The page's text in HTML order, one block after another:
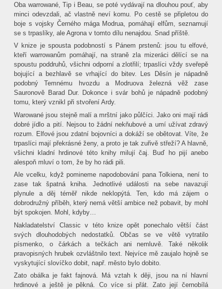
Oba warrowané, Tip i Beau, se poté vydávají na dlouhou pouť, aby
minci odevzdali, ač vlastně neví komu. Po cestě se připletou do
boje s vojsky Černého mága Modrua, pomáhají elfům, seznamují
se s trpaslíky, ale Agrona v tomto dílu nenajdou. Snad příště.
V knize je spousta podobností s Pánem prstenů: jsou tu elfové,
kteří warrowanům pomáhají, na straně zla mizeráci dělící se na
spoustu poddruhů, všichni odporní a zlotřilí; trpaslíci vždy sveřepě
bojující a bezhlavě se vrhající do bitev. Les Děsín je nápadně
podobný Temnému hvozdu a Modruova železná věž zase
Sauronově Barad Dur. Dokonce i svár bohů je nápadně podobný
tomu, který vznikl při stvoření Ardy.
Warowané jsou stejně malí a mrštní jako půlčíci. Jako oni mají rádi
dobré jídlo a pití. Nejsou to žádní nekňubové a umí užívat zdravý
rozum. Elfové jsou zdatní bojovníci a dokáží se obětovat. Víte, že
trpaslíci mají překrásné ženy, a proto je tak zuřivě střeží? A hlavně,
všichni kladní hrdinové této knihy milují čaj. Buď ho pijí anebo
alespoň mluví o tom, že by ho rádi pili.
Ale vcelku, když pomineme napodobování pana Tolkiena, není to
zase tak špatná kniha. Jednotlivé události na sebe navazují
plynule a děj téměř nikde neklopýtá. Ten, kdo má zájem o
dobrodružný příběh, který nemá větší ambice než pobavit, by mohl
být spokojen. Mohl, kdyby…
Nakladatelství Classic v této knize opět ponechalo větší část
svých dlouhodobých nedostatků. Občas se ve větě vytratilo
písmenko, o čárkách a tečkách ani nemluvě. Také několik
pravopisných hrubek ozvláštnilo text. Nejvíce mě zaujalo hojně se
vyskytující slovíčko dobit, např. město bylo dobito.
Zato obálka je fakt fajnová. Má vztah k ději, jsou na ní hlavní
hrdinové a ještě je pěkná. Co více si přát. Zato její černobílá